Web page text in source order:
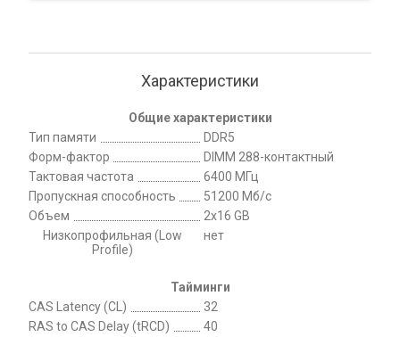
Характеристики
Общие характеристики
Тип памяти
DDR5
Форм-фактор
DIMM 288-контактный
Тактовая частота
6400 МГц
Пропускная способность
51200 Мб/с
Объем
2x16 GB
Низкопрофильная (Low
Profile)
нет
Тайминги
CAS Latency (CL)
32
RAS to CAS Delay (tRCD)
40